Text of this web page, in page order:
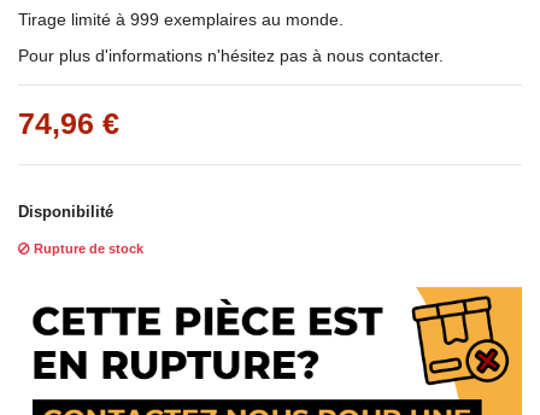
Tirage limité à 999 exemplaires au monde.
Pour plus d'informations n'hésitez pas à nous contacter.
74,96 €
Disponibilité
Rupture de stock